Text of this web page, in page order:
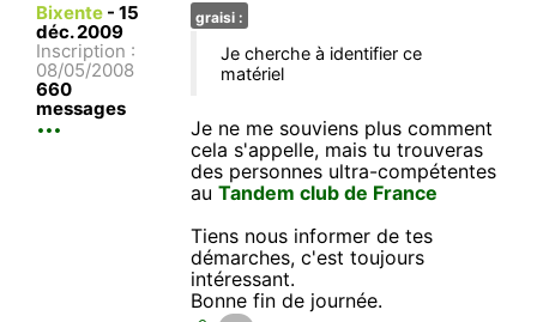
Bixente - 15
déc. 2009
Inscription :
08/05/2008
660
messages
graisi :
Je cherche à identifier ce
matériel
Je ne me souviens plus comment
cela s'appelle, mais tu trouveras
des personnes ultra-compétentes
auTandem club de France
Tiens nous informer de tes
démarches, c'est toujours
intéressant.
Bonne fin de journée.